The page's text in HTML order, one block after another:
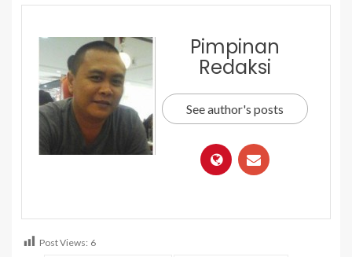
Pimpinan
Redaksi
See author's posts
Post Views: 6